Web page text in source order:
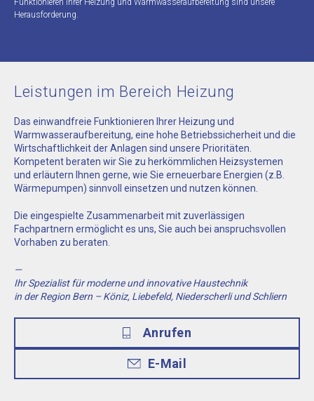
Funktionieren Ihrer Heizung und Warmwasseraufbereitung sind unsere
Herausforderung.
Leistungen im Bereich Heizung
Das einwandfreie Funktionieren Ihrer Heizung und
Warmwasseraufbereitung, eine hohe Betriebssicherheit und die
Wirtschaftlichkeit der Anlagen sind unsere Prioritäten.
Kompetent beraten wir Sie zu herkömmlichen Heizsystemen
und erläutern Ihnen gerne, wie Sie erneuerbare Energien (z.B.
Wärmepumpen) sinnvoll einsetzen und nutzen können.
Die eingespielte Zusammenarbeit mit zuverlässigen
Fachpartnern ermöglicht es uns, Sie auch bei anspruchsvollen
Vorhaben zu beraten.
—
Ihr Spezialist für moderne und innovative Haustechnik
in der Region Bern – Köniz, Liebefeld, Niederscherli und Schliern
Anrufen
E-Mail